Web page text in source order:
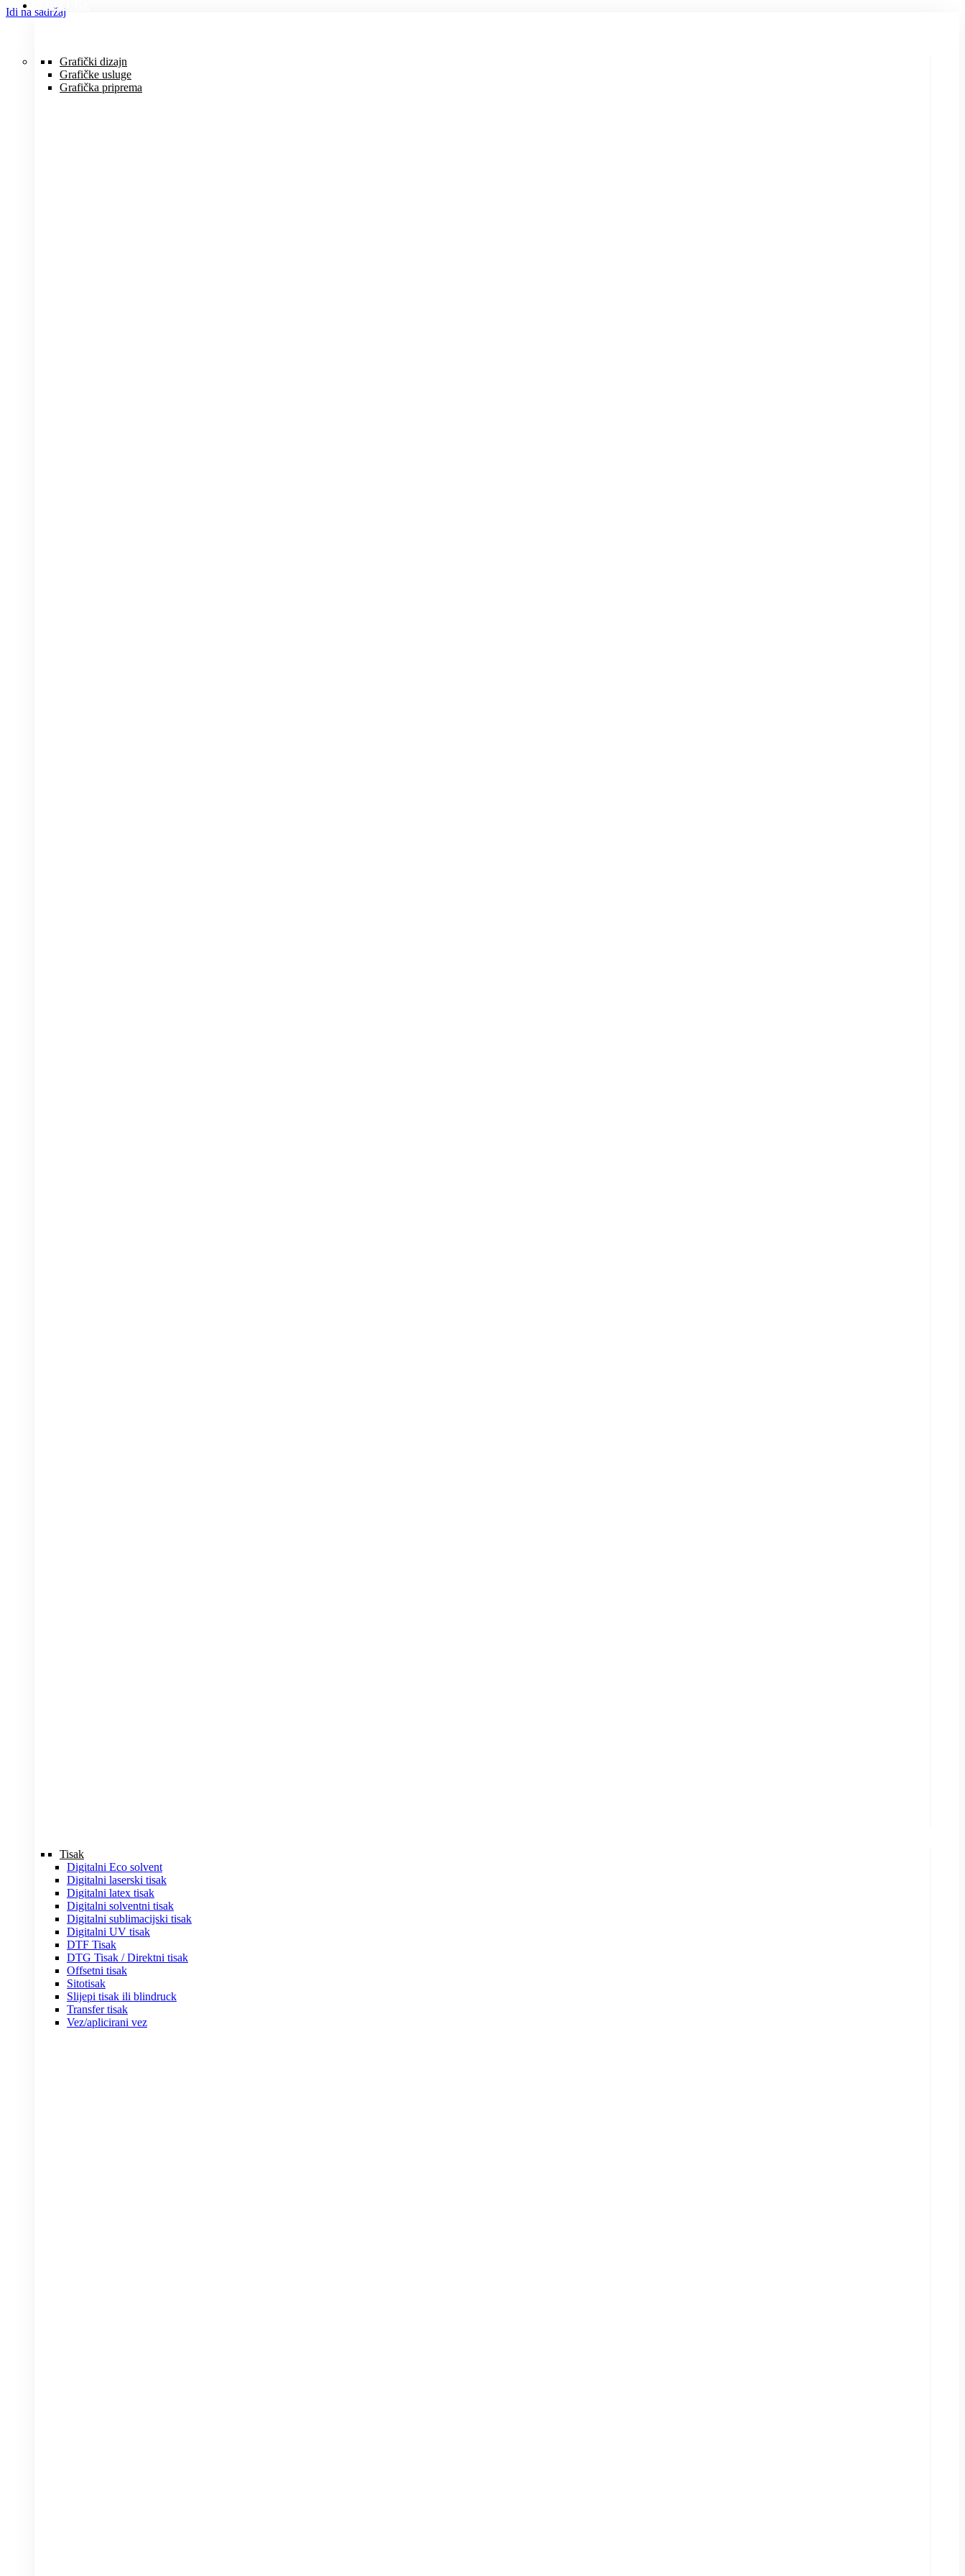
Idi na sadržajUSLUGE
Grafički dizajn
Grafičke usluge
Grafička priprema
Tisak
Digitalni Eco solvent
Digitalni laserski tisak
Digitalni latex tisak
Digitalni solventni tisak
Digitalni sublimacijski tisak
Digitalni UV tisak
DTF Tisak
DTG Tisak / Direktni tisak
Offsetni tisak
Sitotisak
Slijepi tisak ili blindruck
Transfer tisak
Vez/aplicirani vez